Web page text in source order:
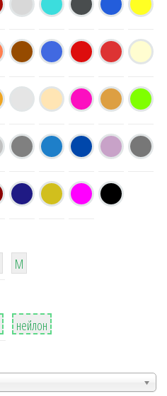
М
2
нейлон